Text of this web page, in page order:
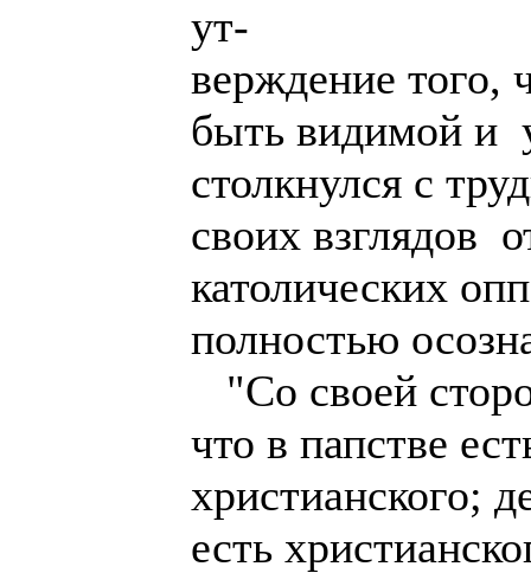
ут-
верждение того,
быть видимой и
столкнулся с
своих взглядов
католических
полностью
"Со своей
что в папстве
христианского;
есть